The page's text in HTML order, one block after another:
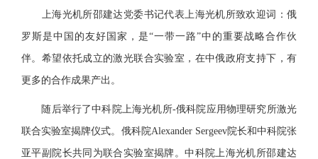
上海光机所邵建达党委书记代表上海光机所致欢迎词：俄
罗斯是中国的友好国家，是“一带一路”中的重要战略合作伙
伴。希望依托成立的激光联合实验室，在中俄政府支持下，有
更多的合作成果产出。
随后举行了中科院上海光机所-俄科院应用物理研究所激光
联合实验室揭牌仪式。俄科院Alexander Sergeev院长和中科院张
亚平副院长共同为联合 实验室揭牌。中科院上海光机所邵建达